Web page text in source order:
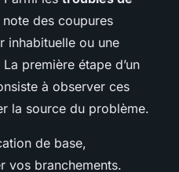
des coupures
inhabituelle ou une
première étape d’un
à observer ces
la source du problème.
de base,
vos branchements.